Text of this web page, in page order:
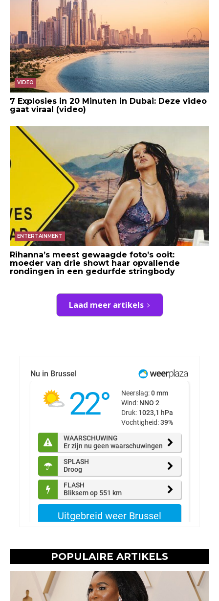
VIDEO
7 Explosies in 20 Minuten in Dubai: Deze video
gaat viraal (video)
ENTERTAINMENT
Rihanna’s meest gewaagde foto’s ooit:
moeder van drie showt haar opvallende
rondingen in een gedurfde stringbody
Laad meer artikels
POPULAIRE ARTIKELS